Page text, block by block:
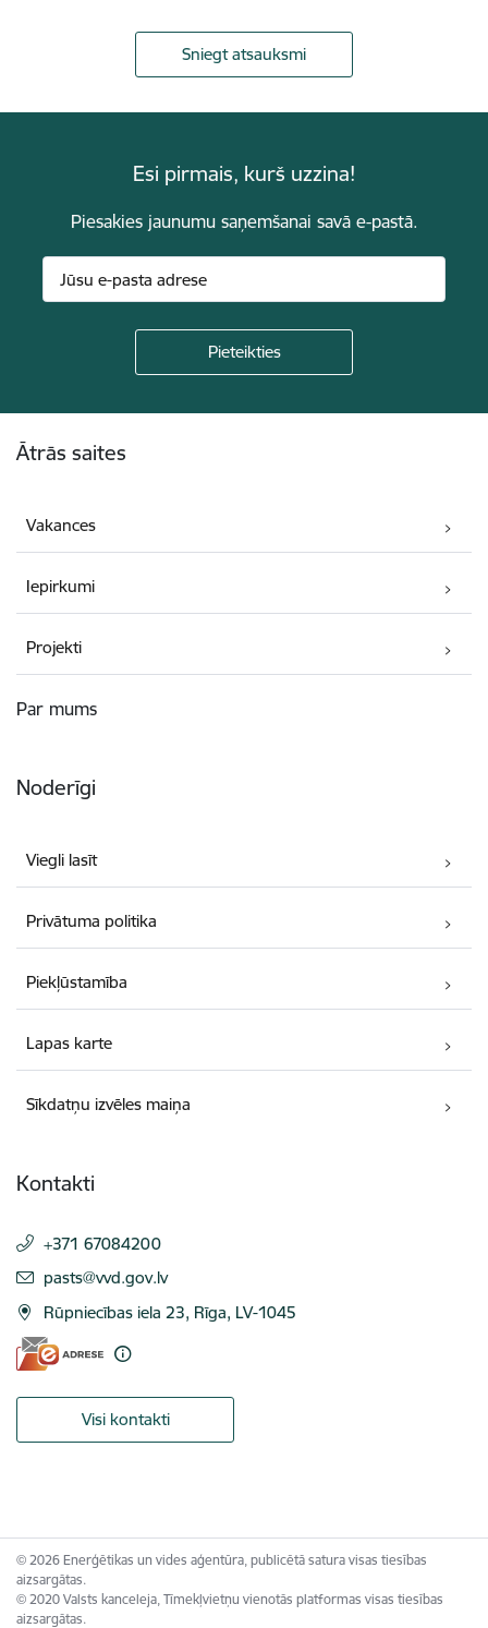
Sniegt atsauksmi
Esi pirmais, kurš uzzina!
Piesakies jaunumu saņemšanai savā e-pastā.
Ātrās saites
Vakances
Iepirkumi
Projekti
Par mums
Noderīgi
Viegli lasīt
Privātuma politika
Piekļūstamība
Lapas karte
Sīkdatņu izvēles maiņa
Kontakti
+371 67084200
E-pasts:
pasts@vvd.gov.lv
Rūpniecības iela 23, Rīga, LV-1045
Visi kontakti
© 2026 Enerģētikas un vides aģentūra, publicētā satura visas tiesības
aizsargātas.
© 2020 Valsts kanceleja, Tīmekļvietņu vienotās platformas visas tiesības
aizsargātas.